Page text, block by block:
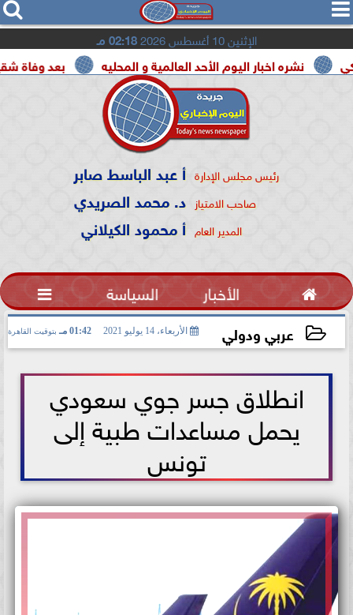
  
الإثنين 10 أغسطس 2026 02:18 مـ
بعد وفاة شقيقه نشره اخبار اليوم الأحد العالمية و المحليه
رئيس مجلس الإدارة أ عبد الباسط صابر
صاحب الامتياز د. محمد الصريدي
المدير العام أ محمود الكيلاني
 الأخبار السياسة 
عربي ودولي الأربعاء، 14 يوليو 2021 01:42 مـ بتوقيت القاهرة
انطلاق جسر جوي سعودي
يحمل مساعدات طبية إلى
تونس